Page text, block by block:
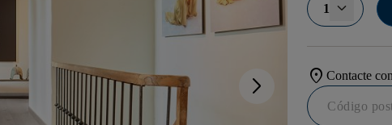
arrow_forward_ios
1
location_onContacte